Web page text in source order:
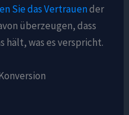
Sie das Vertrauender
überzeugen, dass
hält, was es verspricht.